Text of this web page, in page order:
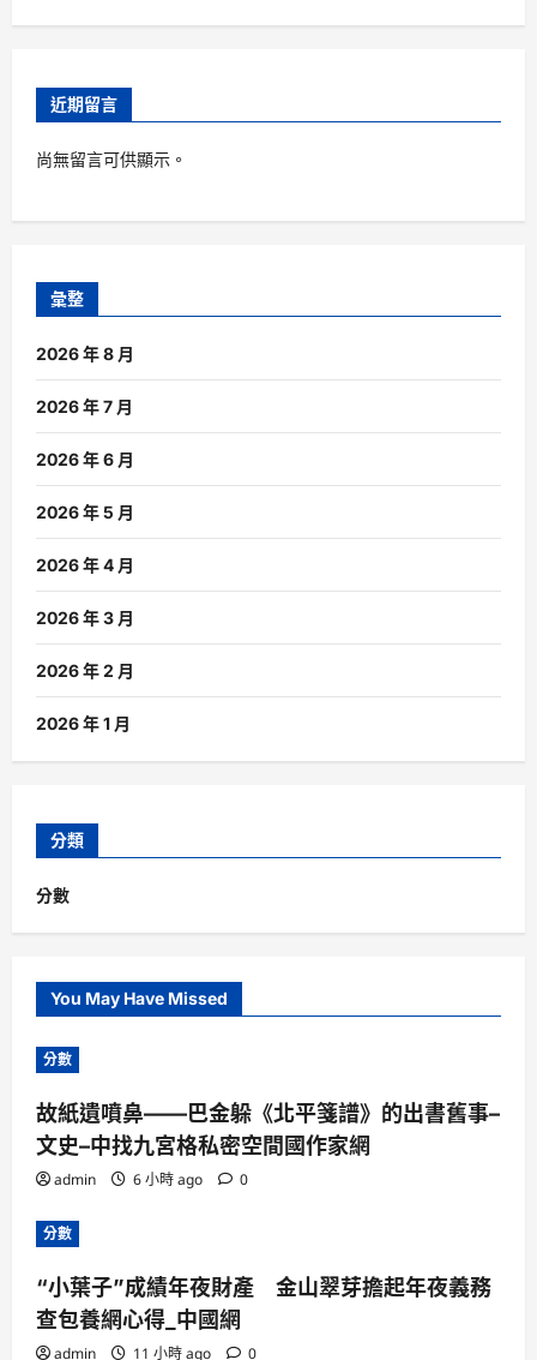
近期留言
尚無留言可供顯示。
彙整
2026 年 8 月
2026 年 7 月
2026 年 6 月
2026 年 5 月
2026 年 4 月
2026 年 3 月
2026 年 2 月
2026 年 1 月
分類
分數
You May Have Missed
分數
故紙遺噴鼻——巴金躲《北平箋譜》的出書舊事–
文史–中找九宮格私密空間國作家網
admin 6 小時 ago 0
分數
“小葉子”成績年夜財產 金山翠芽擔起年夜義務
查包養網心得_中國網
admin 11 小時 ago 0